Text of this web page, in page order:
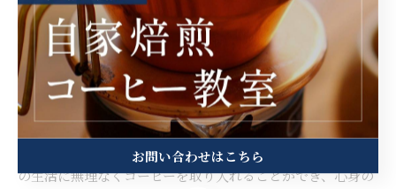
間を過ごすことができます。和歌山駅周辺のカフェでは、落
ち着いた雰囲気の店内でSNS映えするおしゃれな空間も楽し
めるため、心も体もリフレッシュできるのが魅力です。
実際に利用した方からは「眠れない夜でもコーヒータイムを
楽しめた」「気分転換に最適」といった口コミが多く寄せら
れています。カフェインレスの選択肢を増やすことで、毎日
の生活に無理なくコーヒーを取り入れることができ、心身の
お問い合わせはこちら